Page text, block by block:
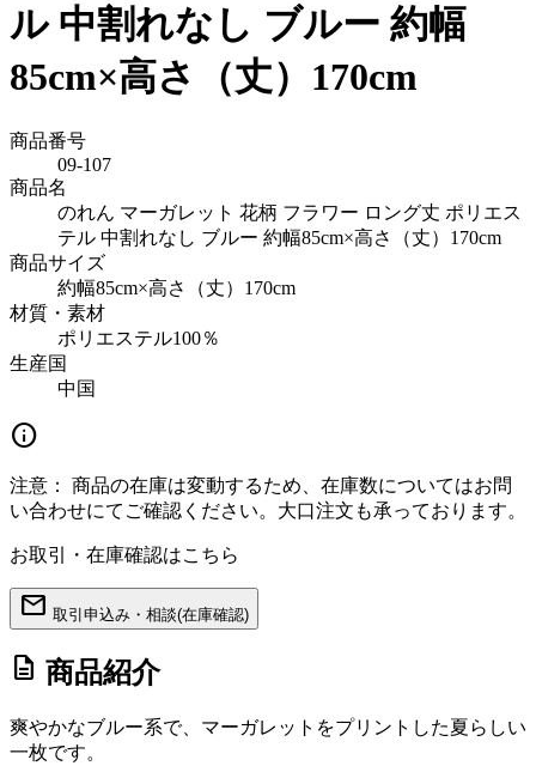
ル 中割れなし ブルー 約幅
85cm×高さ（丈）170cm
商品番号
09-107
商品名
のれん マーガレット 花柄 フラワー ロング丈 ポリエス
テル 中割れなし ブルー 約幅85cm×高さ（丈）170cm
商品サイズ
約幅85cm×高さ（丈）170cm
材質・素材
ポリエステル100％
生産国
中国
info
注意：
商品の在庫は変動するため、在庫数についてはお問
い合わせにてご確認ください。大口注文も承っております。
お取引・在庫確認はこちら
mail 取引申込み・相談(在庫確認)
description 商品紹介
爽やかなブルー系で、マーガレットをプリントした夏らしい
一枚です。